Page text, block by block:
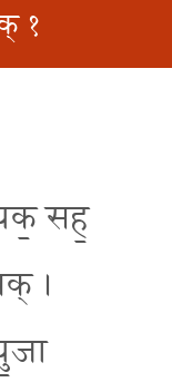
१
सह॒
।